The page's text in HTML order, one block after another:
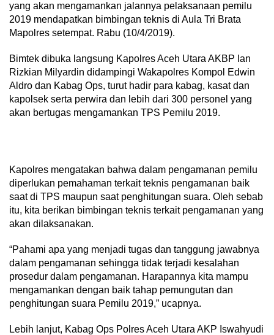
yang akan mengamankan jalannya pelaksanaan pemilu
2019 mendapatkan bimbingan teknis di Aula Tri Brata
Mapolres setempat. Rabu (10/4/2019).
Bimtek dibuka langsung Kapolres Aceh Utara AKBP Ian
Rizkian Milyardin didampingi Wakapolres Kompol Edwin
Aldro dan Kabag Ops, turut hadir para kabag, kasat dan
kapolsek serta perwira dan lebih dari 300 personel yang
akan bertugas mengamankan TPS Pemilu 2019.
Kapolres mengatakan bahwa dalam pengamanan pemilu
diperlukan pemahaman terkait teknis pengamanan baik
saat di TPS maupun saat penghitungan suara. Oleh sebab
itu, kita berikan bimbingan teknis terkait pengamanan yang
akan dilaksanakan.
“Pahami apa yang menjadi tugas dan tanggung jawabnya
dalam pengamanan sehingga tidak terjadi kesalahan
prosedur dalam pengamanan. Harapannya kita mampu
mengamankan dengan baik tahap pemungutan dan
penghitungan suara Pemilu 2019,” ucapnya.
Lebih lanjut, Kabag Ops Polres Aceh Utara AKP Iswahyudi